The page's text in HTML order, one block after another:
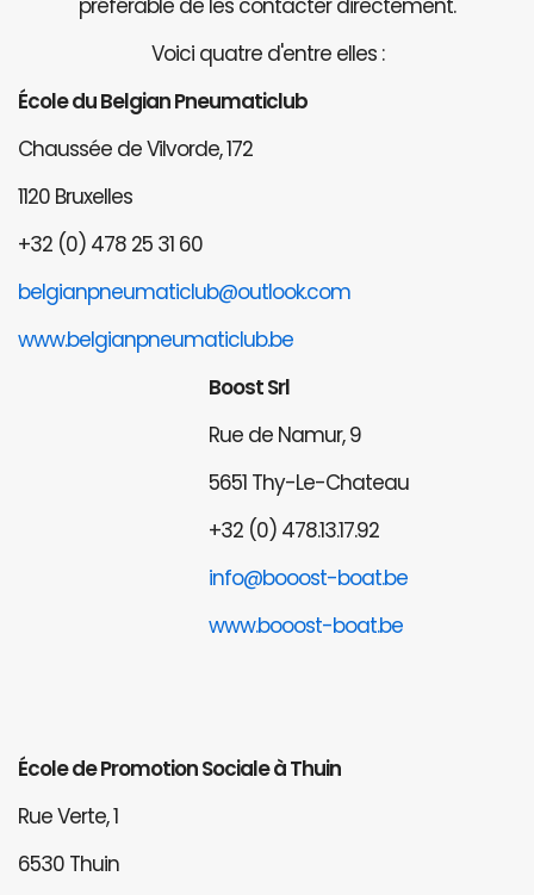
Voici quatre d'entre elles :
École du Belgian Pneumaticlub
Chaussée de Vilvorde, 172
1120 Bruxelles
+32 (0) 478 25 31 60
belgianpneumaticlub@outlook.com
www.belgianpneumaticlub.be
Boost Srl
Rue de Namur, 9
5651 Thy-Le-Chateau
+32 (0) 478.13.17.92
info@booost-boat.be
www.booost-boat.be
École de Promotion Sociale à Thuin
Rue Verte, 1
6530 Thuin